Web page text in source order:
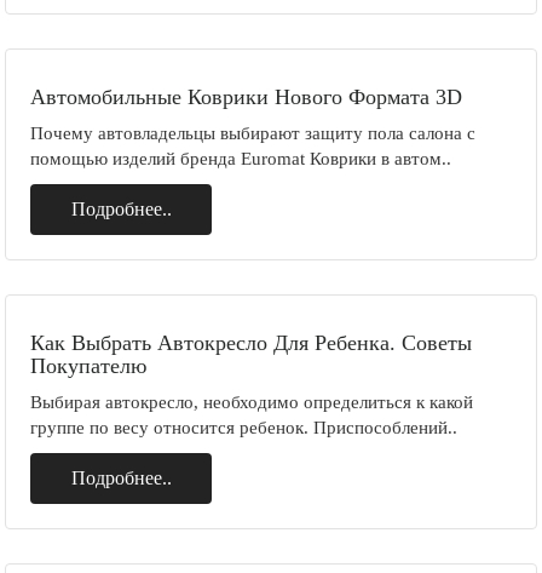
Автомобильные Коврики Нового Формата 3D
Почему автовладельцы выбирают защиту пола салона с
помощью изделий бренда Euromat Коврики в автом..
Подробнее..
Как Выбрать Автокресло Для Ребенка. Советы
Покупателю
Выбирая автокресло, необходимо определиться к какой
группе по весу относится ребенок. Приспособлений..
Подробнее..